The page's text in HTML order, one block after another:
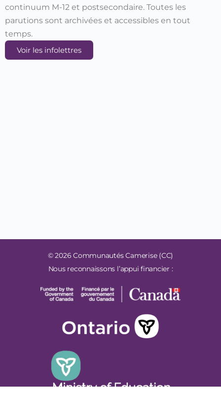
continuum M-12 et postsecondaire. Toutes les
parutions sont archivées et accessibles en tout
temps.
Voir les infolettres
© 2026 Communautés Camerise (CC)
Nous reconnaissons l’appui financier :